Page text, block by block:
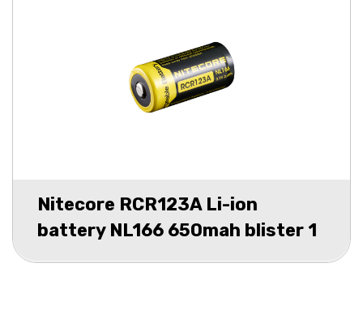
Nitecore RCR123A Li-ion
battery NL166 650mah blister 1